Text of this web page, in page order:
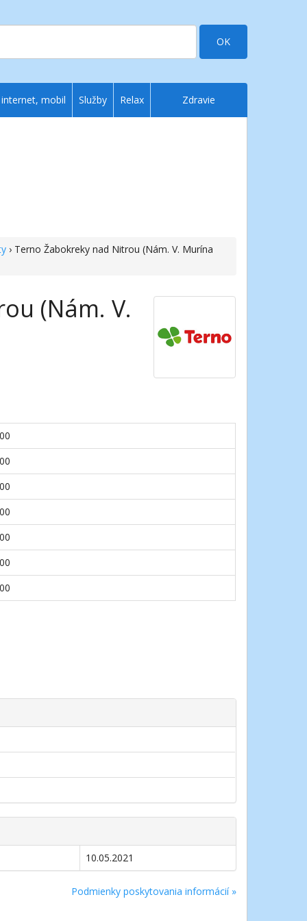
OK
› Terno Žabokreky nad Nitrou (Nám. V. Murína
(Nám. V.
10.05.2021
Podmienky poskytovania informácií »
internet, mobil Služby Relax Zdravie